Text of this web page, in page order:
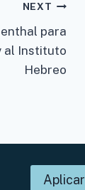
NEXT
para
al Instituto
Hebreo
Aplicar